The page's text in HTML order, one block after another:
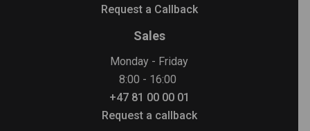
Request a Callback
Sales
Monday - Friday
8:00 - 16:00
+47 81 00 00 01
Request a callback